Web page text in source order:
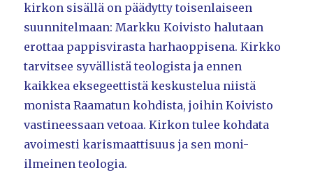
kirkon sisällä on päädytty toisenlaiseen
suunnitelmaan: Markku Koivisto halutaan
erottaa pappisvirasta harhaoppisena. Kirkko
tarvitsee syvällistä teologista ja ennen
kaikkea eksegeettistä keskustelua niistä
monista Raamatun kohdista, joihin Koivisto
vastineessaan vetoaa. Kirkon tulee kohdata
avoimesti karismaattisuus ja sen moni-
ilmeinen teologia.